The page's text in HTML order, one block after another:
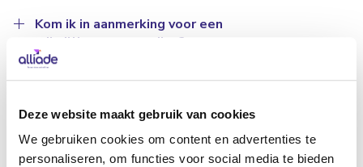
Deze website maakt gebruik van cookies
We gebruiken cookies om content en advertenties te
personaliseren, om functies voor social media te bieden
Kom ik in aanmerking voor een
vrijwilligersvergoeding?
Kom ik als vrijwilliger in aanmerking voor
vrijwilligerswerk?